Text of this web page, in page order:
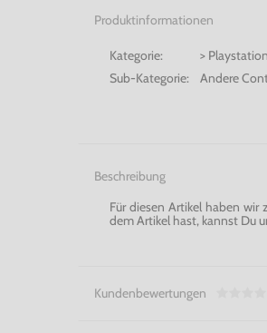
Produktinformationen
Kategorie:
>
Sub-Kategorie:
Andere
Beschreibung
Für diesen Artikel haben wir
dem Artikel hast, kannst Du
Kundenbewertungen